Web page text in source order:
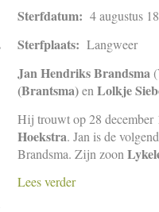
Sterfdatum: 4 augustus
Sterfplaats: Langweer
Jan Hendriks Brandsma
(Brantsma)enLolkje
Hij trouwt op 28
Hoekstra. Jan is de
Brandsma. Zijn zoon
Lees verder